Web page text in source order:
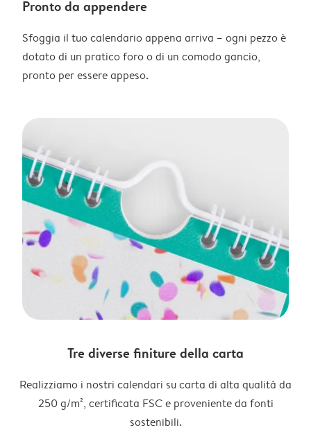
Pronto da appendere
Sfoggia il tuo calendario appena arriva – ogni pezzo è
dotato di un pratico foro o di un comodo gancio,
pronto per essere appeso.
Tre diverse finiture della carta
Realizziamo i nostri calendari su carta di alta qualità da
250 g/m², certificata FSC e proveniente da fonti
sostenibili.